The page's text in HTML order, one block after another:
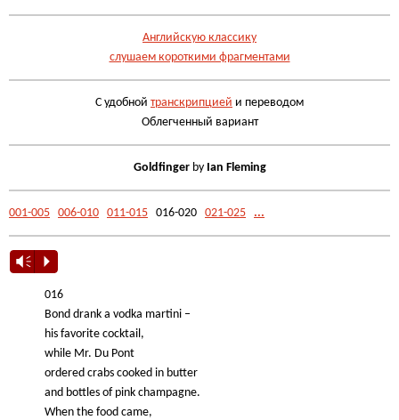
Английскую классику
слушаем короткими фрагментами
С удобной транскрипцией и переводом
Облегченный вариант
Goldfinger by Ian Fleming
001-005 006-010 011-015 016-020 021-025 ...
Vm P
016
Bond drank a vodka martini –
his favorite cocktail,
while Mr. Du Pont
ordered crabs cooked in butter
and bottles of pink champagne.
When the food came,